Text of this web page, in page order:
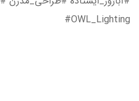
#OWL_Lighting